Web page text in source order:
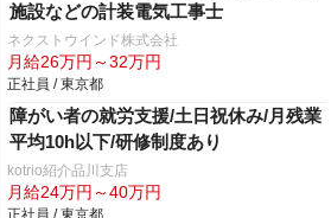
施設などの計装電気工事士
ネクストウインド株式会社
月給26万円～32万円
正社員 / 東京都
障がい者の就労支援/土日祝休み/月残業
平均10h以下/研修制度あり
kotrio紹介品川支店
月給24万円～40万円
正社員 / 東京都